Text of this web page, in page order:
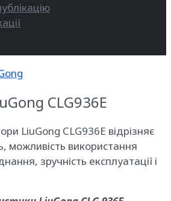
CLG936E
LiuGong CLG936E відрізняє
можливість використання
зручність експлуатації і